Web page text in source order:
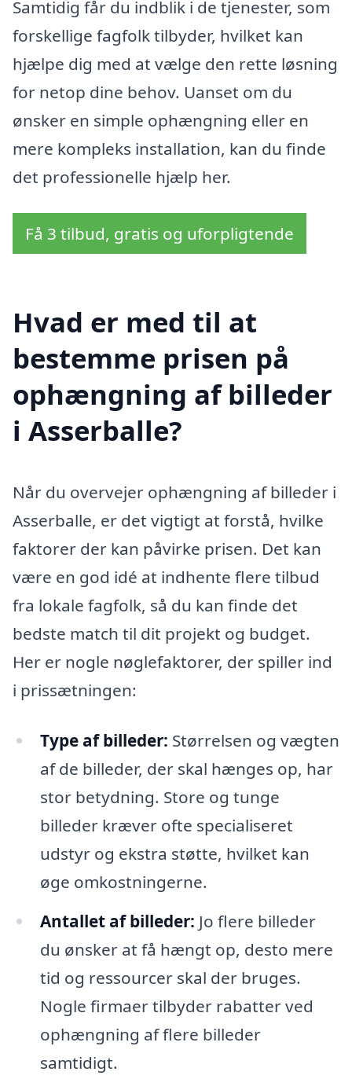
Samtidig får du indblik i de tjenester, som
forskellige fagfolk tilbyder, hvilket kan
hjælpe dig med at vælge den rette løsning
for netop dine behov. Uanset om du
ønsker en simple ophængning eller en
mere kompleks installation, kan du finde
det professionelle hjælp her.
Få 3 tilbud, gratis og uforpligtende
Hvad er med til at
bestemme prisen på
ophængning af billeder
i Asserballe?
Når du overvejer ophængning af billeder i
Asserballe, er det vigtigt at forstå, hvilke
faktorer der kan påvirke prisen. Det kan
være en god idé at indhente flere tilbud
fra lokale fagfolk, så du kan finde det
bedste match til dit projekt og budget.
Her er nogle nøglefaktorer, der spiller ind
i prissætningen:
Type af billeder: Størrelsen og vægten
af de billeder, der skal hænges op, har
stor betydning. Store og tunge
billeder kræver ofte specialiseret
udstyr og ekstra støtte, hvilket kan
øge omkostningerne.
Antallet af billeder: Jo flere billeder
du ønsker at få hængt op, desto mere
tid og ressourcer skal der bruges.
Nogle firmaer tilbyder rabatter ved
ophængning af flere billeder
samtidigt.